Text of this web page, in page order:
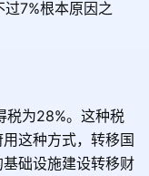
过7%根本原因之
税为28%。这种税
这种方式，转移国
础设施建设转移财